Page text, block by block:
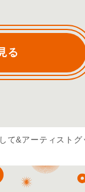
る
て&アーティストグ